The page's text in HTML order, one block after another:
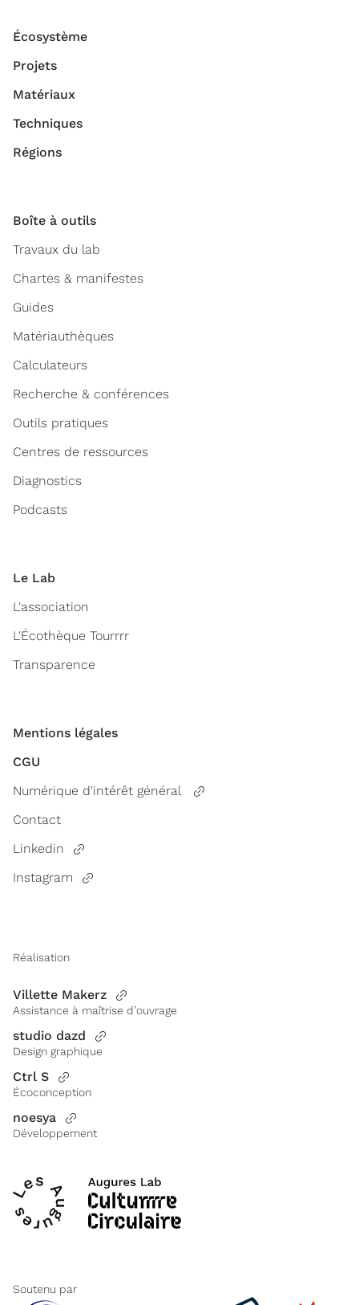
Écosystème
Projets
Matériaux
Techniques
Régions
Boîte à outils
Travaux du lab
Chartes & manifestes
Guides
Matériauthèques
Calculateurs
Recherche & conférences
Outils pratiques
Centres de ressources
Diagnostics
Podcasts
Le Lab
L'association
L'Écothèque Tourrrr
Transparence
Mentions légales
CGU
Numérique d'intérêt général
Contact
Linkedin
Instagram
Réalisation
Villette Makerz
Assistance à maîtrise d’ouvrage
studio dazd
Design graphique
Ctrl S
Écoconception
noesya
Développement
Soutenu par